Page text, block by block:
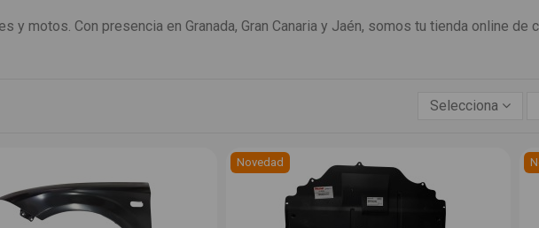
motos. Con presencia en Granada, Gran Canaria y Jaén, somos tu tienda online de
Selecciona
Novedad